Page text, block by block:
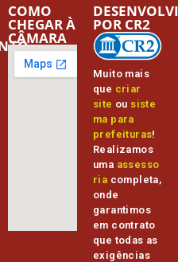
COMO
CHEGAR À
CÂMARA
Muito mais
que criar
site ou siste
ma para
prefeituras!
Realizamos
uma assesso
ria completa,
onde
garantimos
em contrato
que todas as
exigências
POR CR2